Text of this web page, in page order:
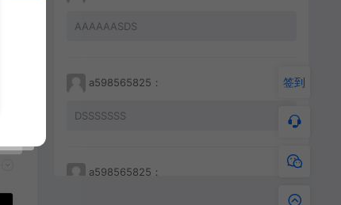
AAAAAASDS
a598565825：
DSSSSSSS
a598565825：
签到